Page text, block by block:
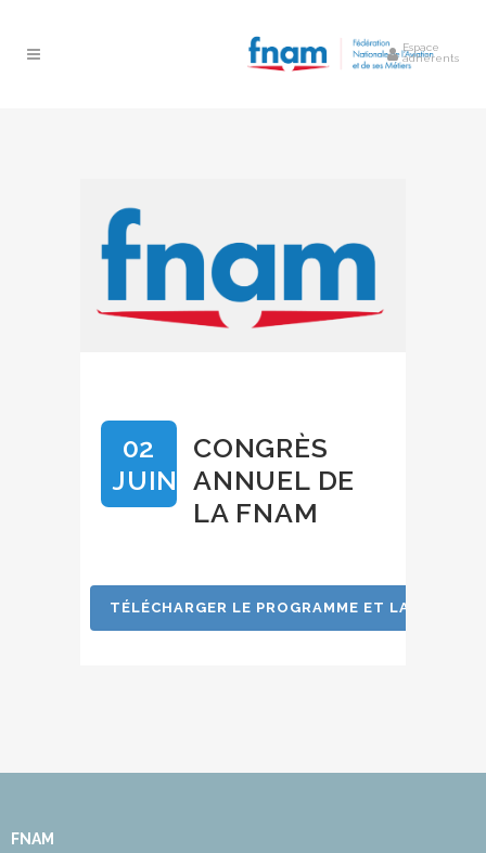
Espace
adhérents
02
JUIN
CONGRÈS
ANNUEL DE
LA FNAM
TÉLÉCHARGER LE PROGRAMME ET LA
FNAM